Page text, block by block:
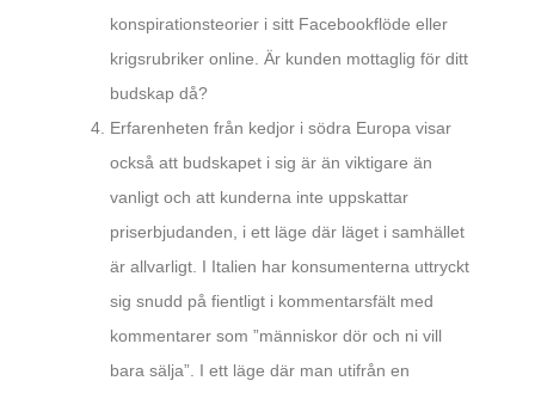
konspirationsteorier i sitt Facebookflöde eller
krigsrubriker online. Är kunden mottaglig för ditt
budskap då?
Erfarenheten från kedjor i södra Europa visar
också att budskapet i sig är än viktigare än
vanligt och att kunderna inte uppskattar
priserbjudanden, i ett läge där läget i samhället
är allvarligt. I Italien har konsumenterna uttryckt
sig snudd på fientligt i kommentarsfält med
kommentarer som ”människor dör och ni vill
bara sälja”. I ett läge där man utifrån en